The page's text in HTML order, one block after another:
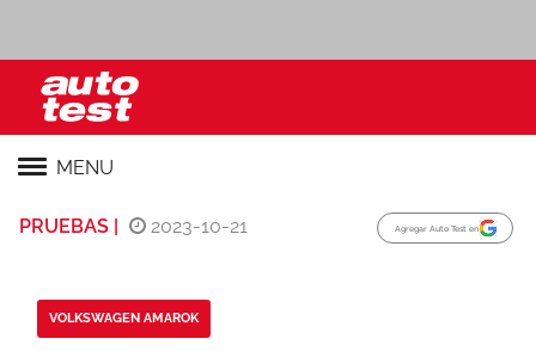
MENU
PRUEBAS | 2023-10-21 Agregar Auto Test en
VOLKSWAGEN AMAROK